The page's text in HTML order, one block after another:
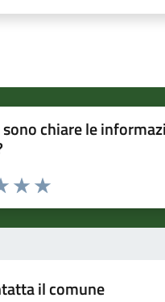
chiare le
5 stelle la pagina
Valuta 5 stelle su 5
Valuta 4 stelle su 5
3 stelle su 5
2 stelle su 5
su 5
il comune